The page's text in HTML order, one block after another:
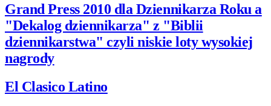
Grand Press 2010 dla Dziennikarza Roku a
"Dekalog dziennikarza" z "Biblii
dziennikarstwa" czyli niskie loty wysokiej
nagrody
El Clasico Latino